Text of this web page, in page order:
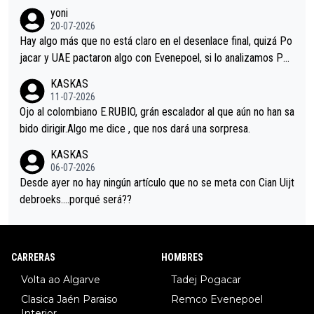
permaneció pegado a su rueda. Parecía increíble la forma en l
a que era capaz de controlar el miedo", recordó."
yoni
20-07-2026
Hay algo más que no está claro en el desenlace final, quizá Po
jacar y UAE pactaron algo con Evenepoel, si lo analizamos Poj
i sin pedalear, luego está el saludo con Evenepoel dándose la
mano de una manera muy fraternal, más allá de los típicos toqu
es en el hombro con que saludaba a Vingegard. Ahí hubo una in
eta, a ver si por querer poner a Del Toro con calzador en posi
ción de podio UAE y Pojacar se van complicar el tour.
KASKAS
11-07-2026
Ojo al colombiano E.RUBIO, grán escalador al que aún no han sa
bido dirigir.Algo me dice , que nos dará una sorpresa.
KASKAS
06-07-2026
Desde ayer no hay ningún artículo que no se meta con Cian Uijt
debroeks….porqué será??
CARRERAS
Volta ao Algarve
Clasica Jaén Paraiso
HOMBRES
Tadej Pogacar
Remco Evenepoel